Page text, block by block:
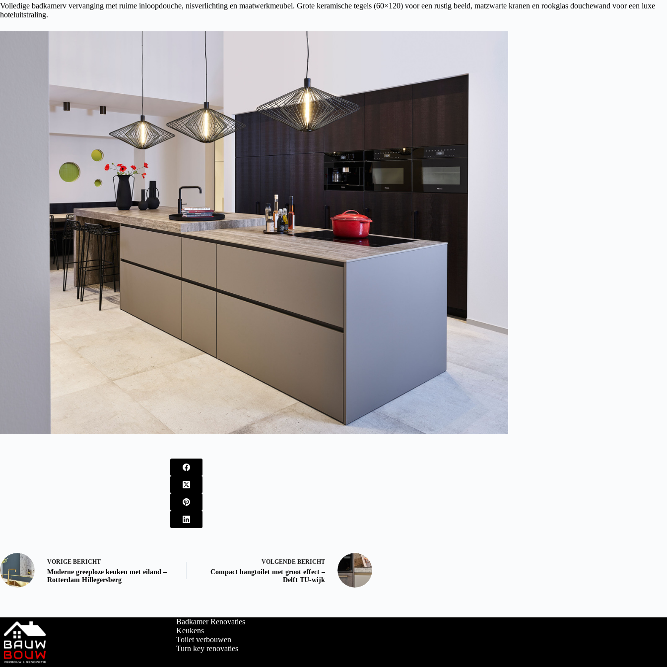
Volledige badkamerv vervanging met ruime inloopdouche, nisverlichting en maatwerkmeubel. Grote keramische tegels (60×120) voor een rustig beeld, matzwarte kranen en rookglas douchewand voor een luxe
hoteluitstraling.
VORIGE BERICHT
Moderne greeploze keuken met eiland –
Rotterdam Hillegersberg
VOLGENDE BERICHT
Compact hangtoilet met groot effect –
Delft TU-wijk
Badkamer Renovaties
Keukens
Toilet verbouwen
Turn key renovaties